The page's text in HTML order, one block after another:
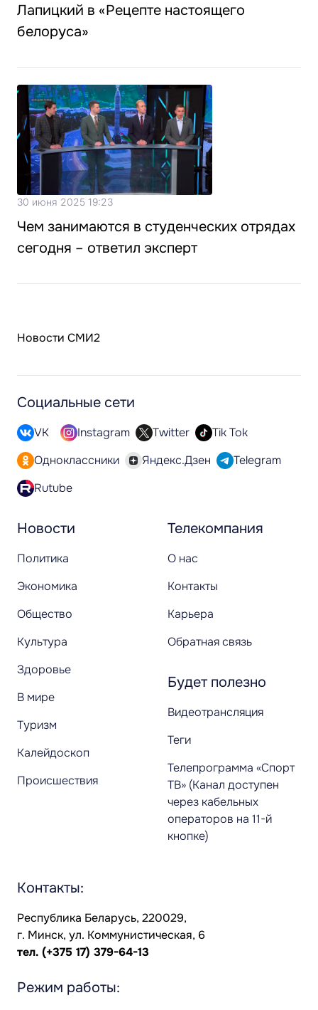
Лапицкий в «Рецепте настоящего
белоруса»
30 июня 2025 19:23
Чем занимаются в студенческих отрядах
сегодня – ответил эксперт
Новости СМИ2
Новости
Политика
Экономика
Общество
Культура
Здоровье
В мире
Туризм
Калейдоскоп
Происшествия
Телекомпания
О нас
Контакты
Карьера
Обратная связь
Будет полезно
Видеотрансляция
Теги
Телепрограмма «Спорт
ТВ» (Канал доступен
через кабельных
операторов на 11-й
кнопке)
Социальные сети
VK Instagram Twitter
Tik Tok
Одноклассники
Яндекс.Дзен
Telegram
Rutube
Контакты:
Республика Беларусь, 220029,
г. Минск, ул. Коммунистическая, 6
тел. (+375 17) 379-64-13
Режим работы: